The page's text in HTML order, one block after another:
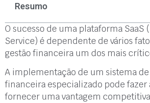
Resumo
O sucesso de uma plataforma SaaS
Service) é dependente de vários
gestão financeira um dos mais
A implementação de um sistema de
financeira especializado pode fazer
fornecer uma vantagem